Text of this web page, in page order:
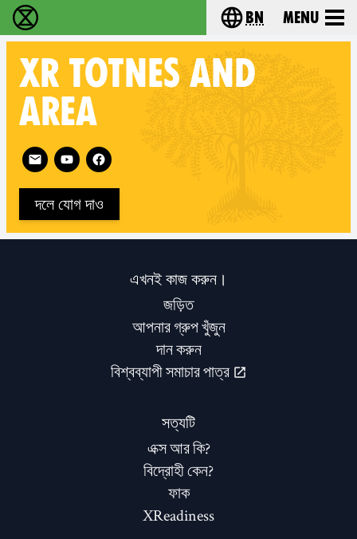
বিলুপ্তি বিদ্রোহ - Home Choose your
bn Menu
XR TOTNES AND
AREA
Follow XR Totnes and Area on
দলে যোগ দাও
এখনই কাজ করুন।
জড়িত
আপনার গ্রুপ খুঁজুন
দান করুন
বিশ্বব্যাপী সমাচার পাত্র
সত্যটি
এক্স আর কি?
বিদ্রোহী কেন?
ফাক
XReadiness